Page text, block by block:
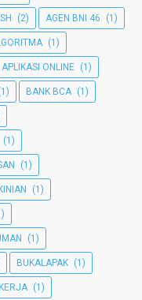
(2) AGEN BNI 46 (1)
(1)
APLIKASI ONLINE (1)
BANK BCA (1)
(1)
(1)
(1)
(1)
BUKALAPAK (1)
(1)